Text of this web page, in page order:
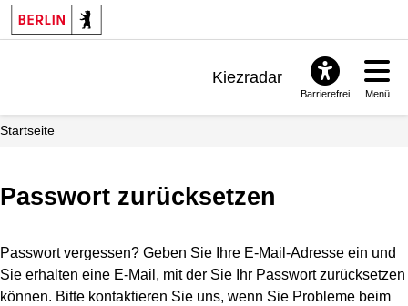
Kiezradar
Barrierefrei Menü
Startseite
Passwort zurücksetzen
Passwort vergessen? Geben Sie Ihre E-Mail-Adresse ein und
Sie erhalten eine E-Mail, mit der Sie Ihr Passwort zurücksetzen
können. Bitte kontaktieren Sie uns, wenn Sie Probleme beim